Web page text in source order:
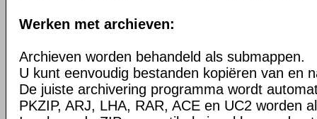
Werken met archieven:
Archieven worden behandeld als submappen.
U kunt eenvoudig bestanden kopiëren van en
De juiste archivering programma wordt
PKZIP, ARJ, LHA, RAR, ACE en UC2 worden